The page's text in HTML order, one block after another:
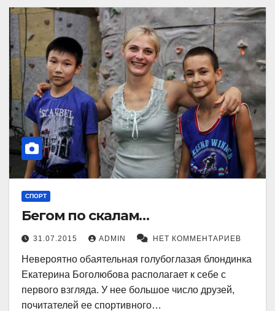
СПОРТ
Бегом по скалам…
31.07.2015 ADMIN НЕТ КОММЕНТАРИЕВ
Невероятно обаятельная голубоглазая блондинка
Екатерина Боголюбова располагает к себе с
первого взгляда. У нее большое число друзей,
почитателей ее спортивного…